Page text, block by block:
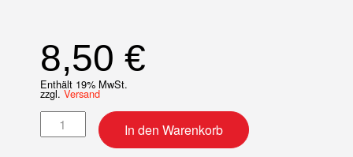
8,50 €
Enthält 19% MwSt.
zzgl. Versand
Kurbelwellenlager links Menge
In den Warenkorb